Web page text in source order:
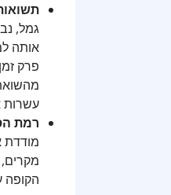
אותה
עשרות
רמת
מודדת
הקופה